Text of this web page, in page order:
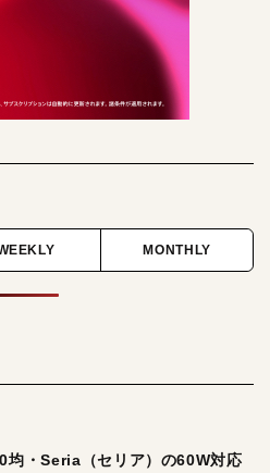
MONTHLY
均・Seria（セリア）の60W対応